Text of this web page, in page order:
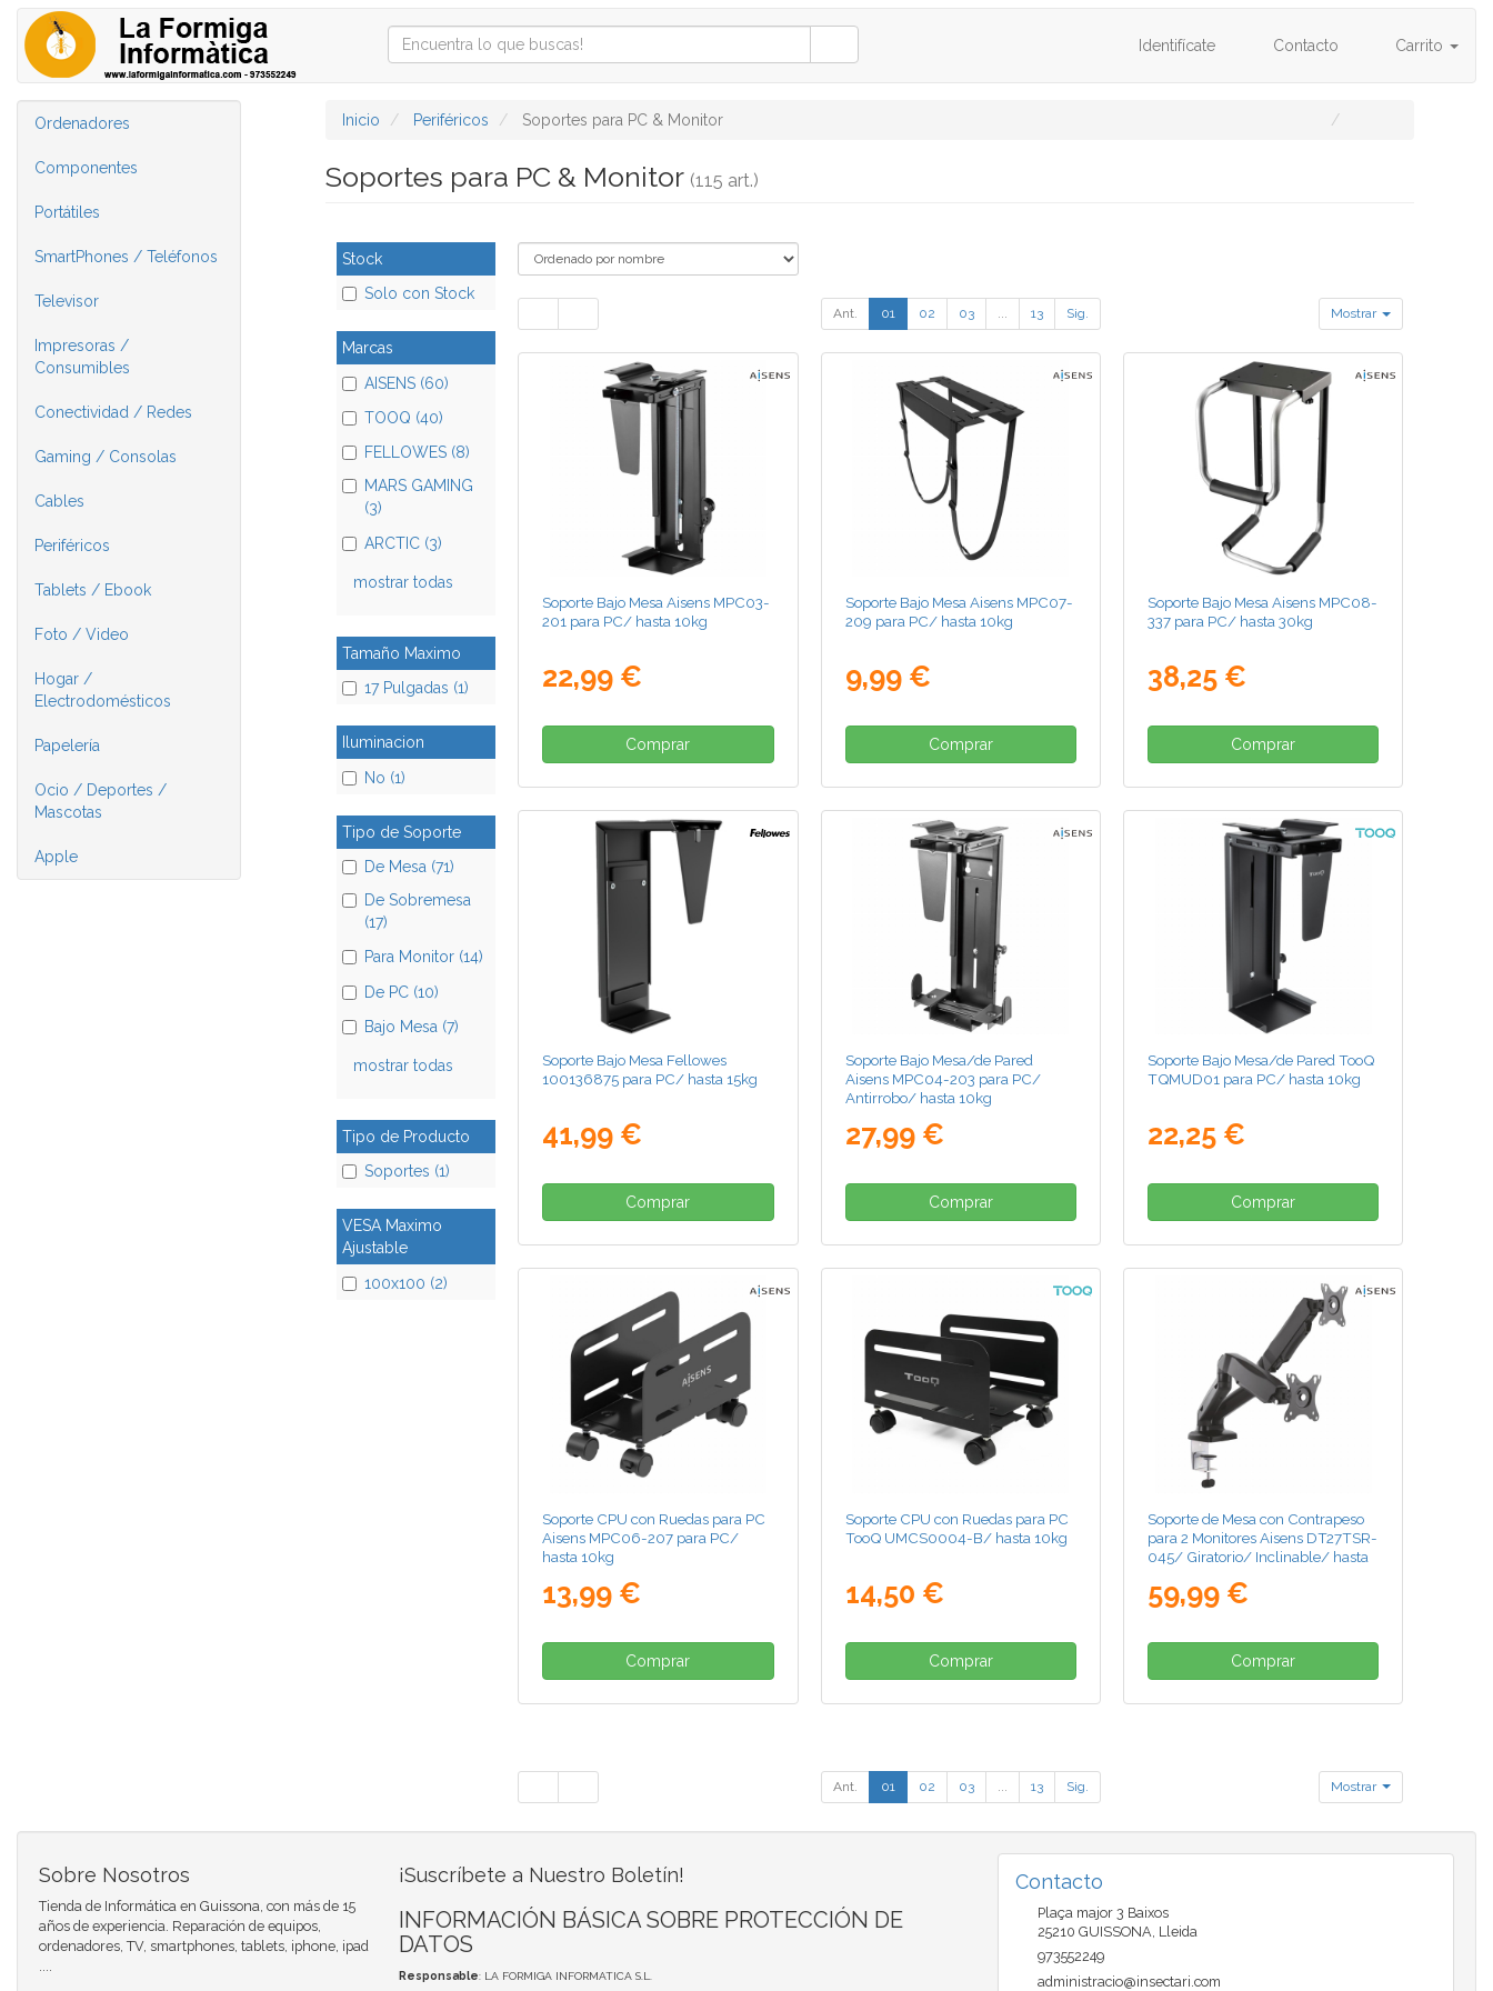
Identifícate Contacto Carrito
Ordenadores
Componentes
Portátiles
SmartPhones / Teléfonos
Televisor
Impresoras /
Consumibles
Conectividad / Redes
Gaming / Consolas
Cables
Periféricos
Tablets / Ebook
Foto / Video
Hogar /
Electrodomésticos
Papelería
Ocio / Deportes /
Mascotas
Apple
Inicio Periféricos Soportes para PC & Monitor
Soportes para PC & Monitor (115 art.)
Stock
Solo con Stock
Marcas
AISENS (60)
TOOQ (40)
FELLOWES (8)
MARS GAMING
(3)
ARCTIC (3)
mostrar todas
Tamaño Maximo
17 Pulgadas (1)
Iluminacion
No (1)
Tipo de Soporte
De Mesa (71)
De Sobremesa
(17)
Para Monitor (14)
De PC (10)
Bajo Mesa (7)
mostrar todas
Tipo de Producto
Soportes (1)
VESA Maximo
Ajustable
100x100 (2)
Ant. 01 02 03 ... 13 Sig. Mostrar
Soporte Bajo Mesa Aisens MPC03-
201 para PC/ hasta 10kg
22,99 €
Comprar
Soporte Bajo Mesa Aisens MPC07-
209 para PC/ hasta 10kg
9,99 €
Comprar
Soporte Bajo Mesa Aisens MPC08-
337 para PC/ hasta 30kg
38,25 €
Comprar
Soporte Bajo Mesa Fellowes
100136875 para PC/ hasta 15kg
41,99 €
Comprar
Soporte Bajo Mesa/de Pared
Aisens MPC04-203 para PC/
Antirrobo/ hasta 10kg
27,99 €
Comprar
Soporte Bajo Mesa/de Pared TooQ
TQMUD01 para PC/ hasta 10kg
22,25 €
Comprar
Soporte CPU con Ruedas para PC
Aisens MPC06-207 para PC/
hasta 10kg
13,99 €
Comprar
Soporte CPU con Ruedas para PC
TooQ UMCS0004-B/ hasta 10kg
14,50 €
Comprar
Soporte de Mesa con Contrapeso
para 2 Monitores Aisens DT27TSR-
045/ Giratorio/ Inclinable/ hasta
59,99 €
Comprar
Ant. 01 02 03 13 Sig. Mostrar
Sobre Nosotros
Tienda de Informática en Guissona, con más de 15
años de experiencia. Reparación de equipos,
ordenadores, TV, smartphones, tablets, iphone, ipad
¡Suscríbete a Nuestro Boletín!
INFORMACIÓN BÁSICA SOBRE PROTECCIÓN DE
DATOS
Responsable: LA FORMIGA INFORMATICA S.L.
Contacto
Plaça major 3 Baixos
25210 GUISSONA Lleida
973552249
administracio@insectari.com